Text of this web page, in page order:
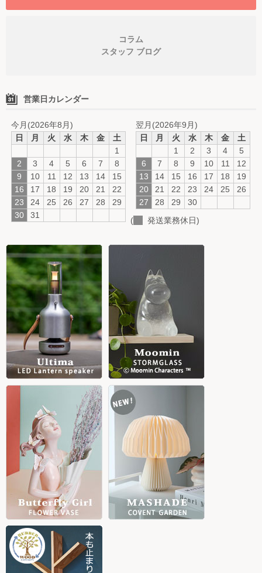
コラム
スタッフ ブログ
営業日カレンダー
今月(2026年8月)
日
月 火 水 木 金
土
1
2
3 4 5 6 7
8
9
10 11 12 13 14
15
16
17 18 19 20 21
22
23
24 25 26 27 28
29
30
31
翌月(2026年9月)
日
月 火 水 木 金
土
1
2 3 4
5
6
7 8 9 10 11
12
13
14 15 16 17 18
19
20
21 22 23 24 25
26
27
28 29
30
(
発送業務休日)